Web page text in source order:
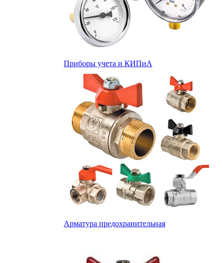
Приборы учета и КИПиА
Арматура предохранительная